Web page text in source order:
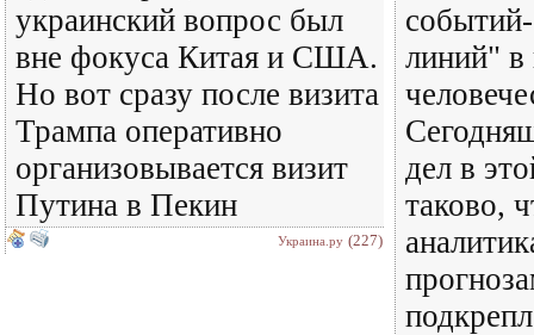
украинский вопрос был
вне фокуса Китая и США.
Но вот сразу после визита
Трампа оперативно
организовывается визит
Путина в Пекин
Украина.ру (227)
линий" в
дел в
таково,